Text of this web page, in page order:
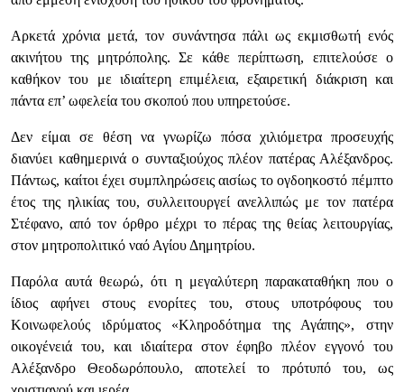
Αρκετά χρόνια μετά, τον συνάντησα πάλι ως εκμισθωτή ενός
ακινήτου της μητρόπολης. Σε κάθε περίπτωση, επιτελούσε ο
καθήκον του με ιδιαίτερη επιμέλεια, εξαιρετική διάκριση και
πάντα επ’ ωφελεία του σκοπού που υπηρετούσε.
Δεν είμαι σε θέση να γνωρίζω πόσα χιλιόμετρα προσευχής
διανύει καθημερινά ο συνταξιούχος πλέον πατέρας Αλέξανδρος.
Πάντως, καίτοι έχει συμπληρώσεις αισίως το ογδοηκοστό πέμπτο
έτος της ηλικίας του, συλλειτουργεί ανελλιπώς με τον πατέρα
Στέφανο, από τον όρθρο μέχρι το πέρας της θείας λειτουργίας,
στον μητροπολιτικό ναό Αγίου Δημητρίου.
Παρόλα αυτά θεωρώ, ότι η μεγαλύτερη παρακαταθήκη που ο
ίδιος αφήνει στους ενορίτες του, στους υποτρόφους του
Κοινωφελούς ιδρύματος «Κληροδότημα της Αγάπης», στην
οικογένειά του, και ιδιαίτερα στον έφηβο πλέον εγγονό του
Αλέξανδρο Θεοδωρόπουλο, αποτελεί το πρότυπό του, ως